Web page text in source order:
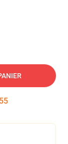
54